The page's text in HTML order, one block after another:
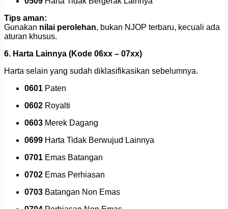
Tips aman:
Gunakan nilai perolehan, bukan NJOP terbaru, kecuali ada
aturan khusus.
6. Harta Lainnya (Kode 06xx – 07xx)
Harta selain yang sudah diklasifikasikan sebelumnya.
0601 Paten
0602 Royalti
0603 Merek Dagang
0699 Harta Tidak Berwujud Lainnya
0701 Emas Batangan
0702 Emas Perhiasan
0703 Batangan Non Emas